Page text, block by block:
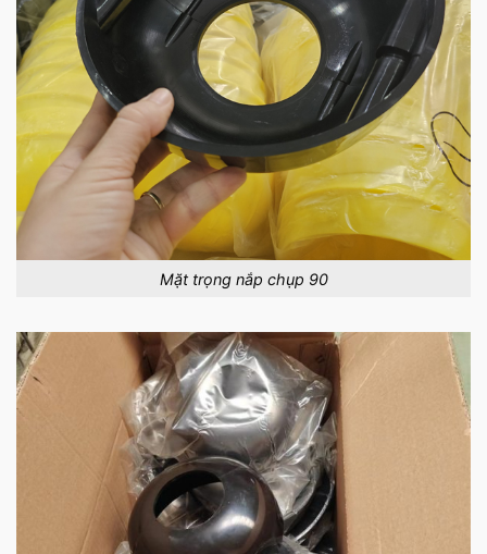
Mặt trọng nắp chụp 90